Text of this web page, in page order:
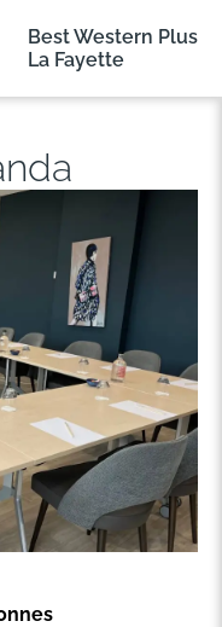
Best Western Plus
La Fayette